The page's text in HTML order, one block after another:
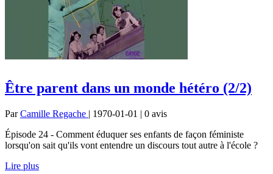
Être parent dans un monde hétéro (2/2)
ParCamille Regache | 1970-01-01 | 0 avis
Épisode 24 - Comment éduquer ses enfants de façon féministe
lorsqu'on sait qu'ils vont entendre un discours tout autre à l'école ?
Lire plus